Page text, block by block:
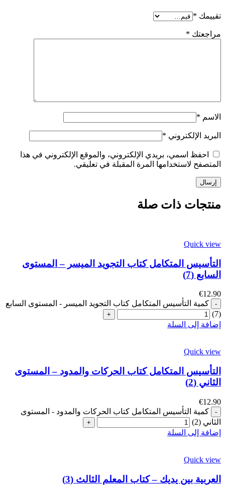
تقييمك *
مراجعتك *
الاسم *
البريد الإلكتروني *
احفظ اسمي، بريدي الإلكتروني، والموقع الإلكتروني في هذا
المتصفح لاستخدامها المرة المقبلة في تعليقي.
منتجات ذات صلة
Quick view
التأسيس المتكامل كتاب التجويد الميسر – المستوى
السابع (7)
€12.90
كمية التأسيس المتكامل كتاب التجويد الميسر - المستوى السابع
(7)
إضافة إلى السلة
Quick view
التأسيس المتكامل كتاب الحركات والمدود – المستوى
الثاني (2)
€12.90
كمية التأسيس المتكامل كتاب الحركات والمدود - المستوى
الثاني (2)
إضافة إلى السلة
Quick view
العربية بين يديك – كتاب المعلم الثالث (3)